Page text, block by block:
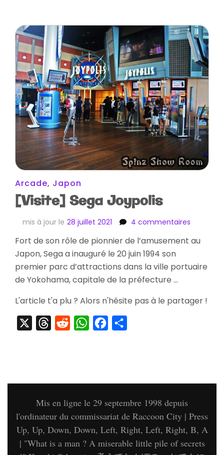
Arcade, Japon
[Visite] Sega Joypolis
mis à jour le 28 juillet 2021 4 commentaires
Sega
Fort de son rôle de pionnier de l’amusement au
Japon, Sega a inauguré le 20 juin 1994 son
premier parc d’attractions dans la ville portuaire
de Yokohama, capitale de la préfecture …
L'article t'a plu ? Alors n'hésite pas à le partager !
ThreadsRedditWhatsAppFacebook
Mis en ligne le 29 septembre 1998 depuis
l'ordinateur du commissariat de Raccoon City | Press
Up, Up, Down, Down, Left, Right, Left, Right, B, A
| "What is a man ? A miserable little pile of secrets